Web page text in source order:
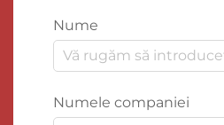
Nume
Numele companiei